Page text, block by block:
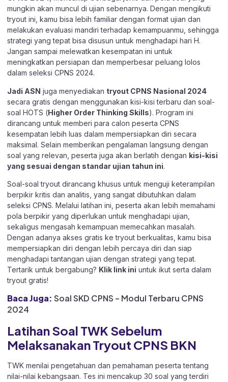
mungkin akan muncul di ujian sebenarnya. Dengan mengikuti
tryout ini, kamu bisa lebih familiar dengan format ujian dan
melakukan evaluasi mandiri terhadap kemampuanmu, sehingga
strategi yang tepat bisa disusun untuk menghadapi hari H.
Jangan sampai melewatkan kesempatan ini untuk
meningkatkan persiapan dan memperbesar peluang lolos
dalam seleksi CPNS 2024.
Jadi ASN juga menyediakan tryout CPNS Nasional 2024
secara gratis dengan menggunakan kisi-kisi terbaru dan soal-
soal HOTS (Higher Order Thinking Skills). Program ini
dirancang untuk memberi para calon peserta CPNS
kesempatan lebih luas dalam mempersiapkan diri secara
maksimal. Selain memberikan pengalaman langsung dengan
soal yang relevan, peserta juga akan berlatih dengan kisi-kisi
yang sesuai dengan standar ujian tahun ini.
Soal-soal tryout dirancang khusus untuk menguji keterampilan
berpikir kritis dan analitis, yang sangat dibutuhkan dalam
seleksi CPNS. Melalui latihan ini, peserta akan lebih memahami
pola berpikir yang diperlukan untuk menghadapi ujian,
sekaligus mengasah kemampuan memecahkan masalah.
Dengan adanya akses gratis ke tryout berkualitas, kamu bisa
mempersiapkan diri dengan lebih percaya diri dan siap
menghadapi tantangan ujian dengan strategi yang tepat.
Tertarik untuk bergabung? Klik link ini untuk ikut serta dalam
tryout gratis!
Baca Juga: Soal SKD CPNS – Modul Terbaru CPNS
2024
Latihan Soal TWK Sebelum
Melaksanakan Tryout CPNS BKN
TWK menilai pengetahuan dan pemahaman peserta tentang
nilai-nilai kebangsaan. Tes ini mencakup 30 soal yang terdiri